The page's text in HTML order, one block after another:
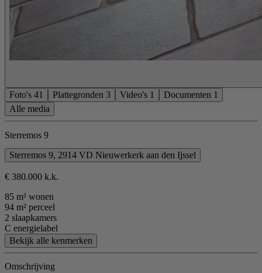
Foto's 41 Plattegronden 3 Video's 1 Documenten 1
Alle media
Sterremos 9
Sterremos 9, 2914 VD Nieuwerkerk aan den Ijssel
€ 380.000 k.k.
85 m² wonen
94 m² perceel
2 slaapkamers
C energielabel
Bekijk alle kenmerken
Omschrijving